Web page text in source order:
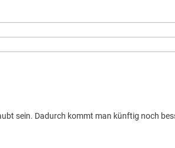
sein. Dadurch kommt man künftig noch